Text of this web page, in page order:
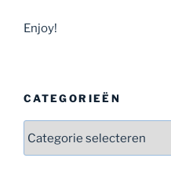
Enjoy!
CATEGORIEËN